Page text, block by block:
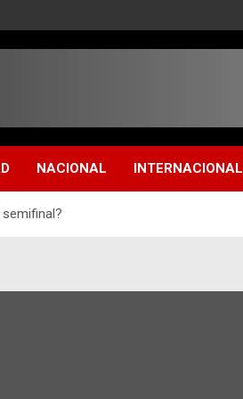
NACIONAL INTERNACIONAL